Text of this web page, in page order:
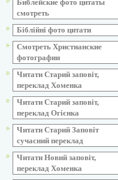
Библейские фото цитаты
смотреть
Біблійні фото цитати
Смотреть Христианские
фотографии
Читати Старий заповіт,
переклад Хоменка
Читати Старий заповіт,
переклад Огієнка
Читати Старий Заповіт
сучасний переклад
Читати Новий заповіт,
переклад Хоменка